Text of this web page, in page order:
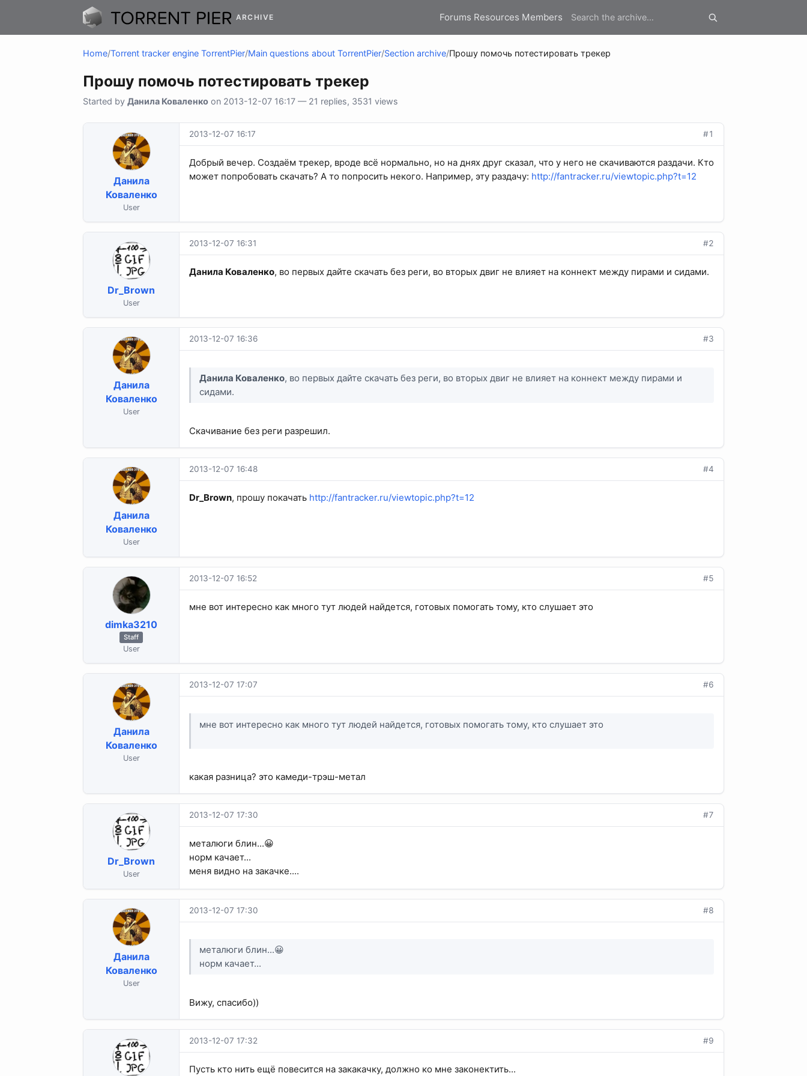
ARCHIVE Forums Resources Members
Home/Torrent tracker engine TorrentPier/Main questions about TorrentPier/Section archive/Прошу помочь потестировать трекер
Прошу помочь потестировать трекер
Started by Данила Коваленко on 2013-12-07 16:17 — 21 replies, 3531 views
Данила
Коваленко
User
2013-12-07 16:17 #1
Добрый вечер. Создаём трекер, вроде всё нормально, но на днях друг сказал, что у него не скачиваются раздачи. Кто
может попробовать скачать? А то попросить некого. Например, эту раздачу: http://fantracker.ru/viewtopic.php?t=12
Dr_Brown
User
2013-12-07 16:31 #2
Данила Коваленко, во первых дайте скачать без реги, во вторых двиг не влияет на коннект между пирами и сидами.
Данила
Коваленко
User
2013-12-07 16:36 #3
Данила Коваленко, во первых дайте скачать без реги, во вторых двиг не влияет на коннект между пирами и
сидами.
Скачивание без реги разрешил.
Данила
Коваленко
User
2013-12-07 16:48 #4
Dr_Brown, прошу покачать http://fantracker.ru/viewtopic.php?t=12
dimka3210
Staff
User
2013-12-07 16:52 #5
мне вот интересно как много тут людей найдется, готовых помогать тому, кто слушает это
Данила
Коваленко
User
2013-12-07 17:07 #6
мне вот интересно как много тут людей найдется, готовых помогать тому, кто слушает это
какая разница? это камеди-трэш-метал
Dr_Brown
User
2013-12-07 17:30 #7
металюги блин...😀
норм качает...
меня видно на закачке....
Данила
Коваленко
User
2013-12-07 17:30 #8
металюги блин...😀
норм качает...
Вижу, спасибо))
2013-12-07 17:32 #9
Пусть кто нить ещё повесится на закакачку, должно ко мне законектить...